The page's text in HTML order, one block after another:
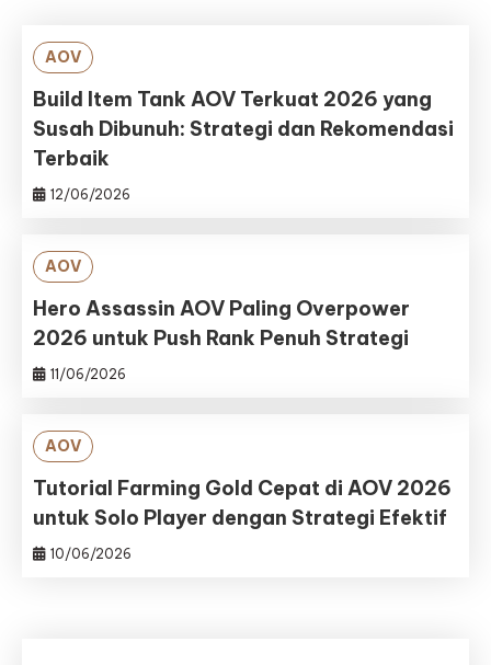
AOV
Build Item Tank AOV Terkuat 2026 yang
Susah Dibunuh: Strategi dan Rekomendasi
Terbaik
12/06/2026
AOV
Hero Assassin AOV Paling Overpower
2026 untuk Push Rank Penuh Strategi
11/06/2026
AOV
Tutorial Farming Gold Cepat di AOV 2026
untuk Solo Player dengan Strategi Efektif
10/06/2026